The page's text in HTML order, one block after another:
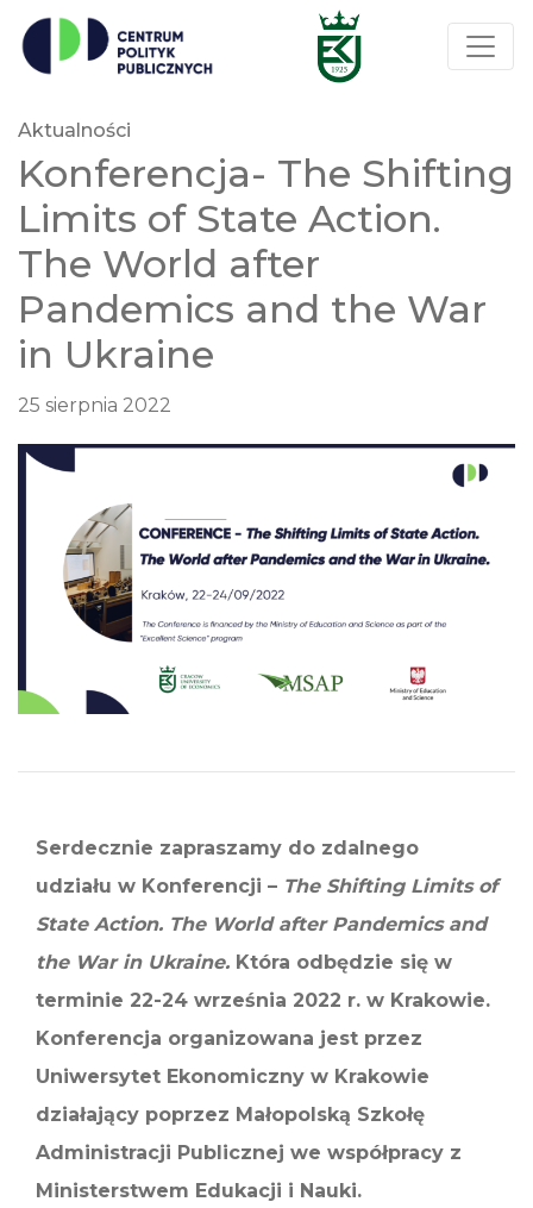
Aktualności
Konferencja- The Shifting
Limits of State Action.
The World after
Pandemics and the War
in Ukraine
25 sierpnia 2022
Serdecznie zapraszamy do zdalnego
udziału w Konferencji – The Shifting Limits of
State Action. The World after Pandemics and
the War in Ukraine. Która odbędzie się w
terminie 22-24 września 2022 r. w Krakowie.
Konferencja organizowana jest przez
Uniwersytet Ekonomiczny w Krakowie
działający poprzez Małopolską Szkołę
Administracji Publicznej we współpracy z
Ministerstwem Edukacji i Nauki.